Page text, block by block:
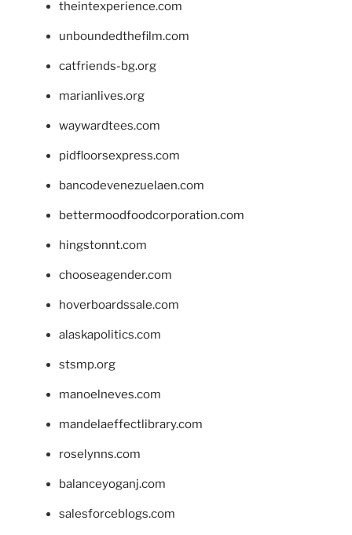
theintexperience.com
unboundedthefilm.com
catfriends-bg.org
marianlives.org
waywardtees.com
pidfloorsexpress.com
bancodevenezuelaen.com
bettermoodfoodcorporation.com
hingstonnt.com
chooseagender.com
hoverboardssale.com
alaskapolitics.com
stsmp.org
manoelneves.com
mandelaeffectlibrary.com
roselynns.com
balanceyoganj.com
salesforceblogs.com